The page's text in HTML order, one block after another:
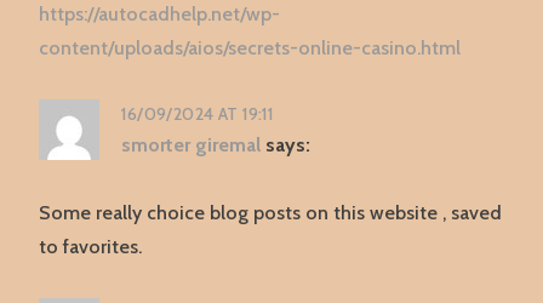
https://autocadhelp.net/wp-
content/uploads/aios/secrets-online-casino.html
16/09/2024 AT 19:11
smorter giremal says:
Some really choice blog posts on this website , saved
to favorites.